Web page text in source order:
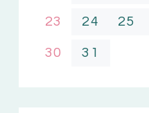
23 24 25
30 31